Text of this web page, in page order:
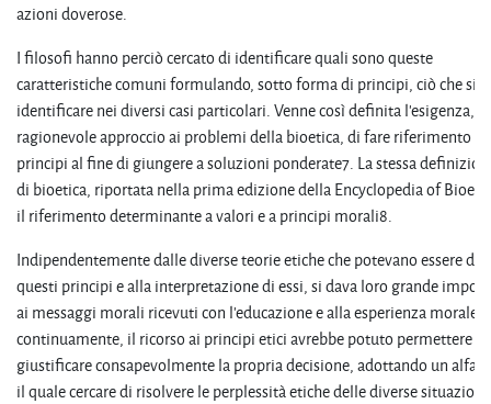
azioni doverose.
I filosofi hanno perciò cercato di identificare quali sono queste
caratteristiche comuni formulando, sotto forma di principi, ciò che si
identificare nei diversi casi particolari. Venne così definita l'esigenza,
ragionevole approccio ai problemi della bioetica, di fare riferimento
principi al fine di giungere a soluzioni ponderate7. La stessa
di bioetica, riportata nella prima edizione della Encyclopedia of
il riferimento determinante a valori e a principi morali8.
Indipendentemente dalle diverse teorie etiche che potevano essere
questi principi e alla interpretazione di essi, si dava loro grande
ai messaggi morali ricevuti con l'educazione e alla esperienza morale
continuamente, il ricorso ai principi etici avrebbe potuto permettere
giustificare consapevolmente la propria decisione, adottando un
il quale cercare di risolvere le perplessità etiche delle diverse situazioni.